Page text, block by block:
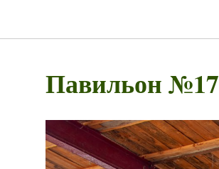
Павильон №17